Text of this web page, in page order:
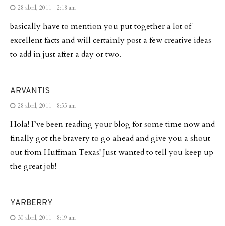
28 abril, 2011 - 2:18 am
basically have to mention you put together a lot of
excellent facts and will certainly post a few creative ideas
to add in just after a day or two.
ARVANTIS
28 abril, 2011 - 8:55 am
Hola! I’ve been reading your blog for some time now and
finally got the bravery to go ahead and give you a shout
out from Huffman Texas! Just wanted to tell you keep up
the great job!
YARBERRY
30 abril, 2011 - 8:19 am